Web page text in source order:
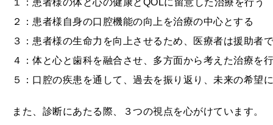
１：患者様の体と心の健康とQOLに留意した治療を行う
２：患者様自身の口腔機能の向上を治療の中心とする
３：患者様の生命力を向上させるため、医療者は援助者
４：体と心と歯科を融合させ、多方面から考えた治療を
５：口腔の疾患を通して、過去を振り返り、未来の希望
また、診断にあたる際、３つの視点を心がけています。